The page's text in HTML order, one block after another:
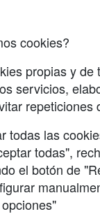
cookies?
propias y de
servicios,
repeticiones
todas las
todas",
el botón de